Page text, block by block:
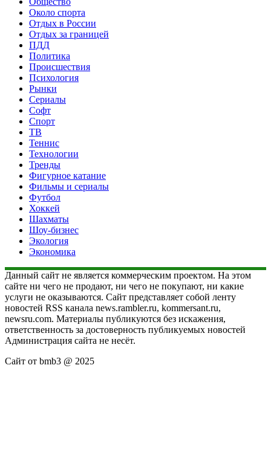
Около спорта
Отдых в России
Отдых за границей
ПДД
Политика
Происшествия
Психология
Рынки
Сериалы
Софт
Спорт
ТВ
Теннис
Технологии
Тренды
Фигурное катание
Фильмы и сериалы
Футбол
Хоккей
Шахматы
Шоу-бизнес
Экология
Экономика
Данный сайт не является коммерческим проектом. На этом
сайте ни чего не продают, ни чего не покупают, ни какие
услуги не оказываются. Сайт представляет собой ленту
новостей RSS канала news.rambler.ru, kommersant.ru,
newsru.com. Материалы публикуются без искажения,
ответственность за достоверность публикуемых новостей
Администрация сайта не несёт.
Сайт от bmb3 @ 2025